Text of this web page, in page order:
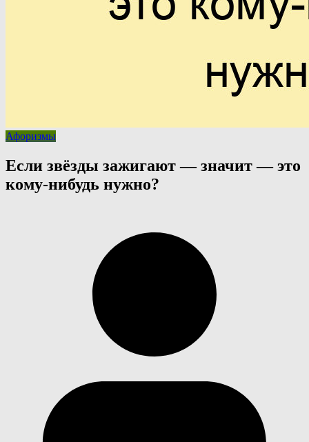
Афоризмы
Если звёзды зажигают — значит — это
кому-нибудь нужно?